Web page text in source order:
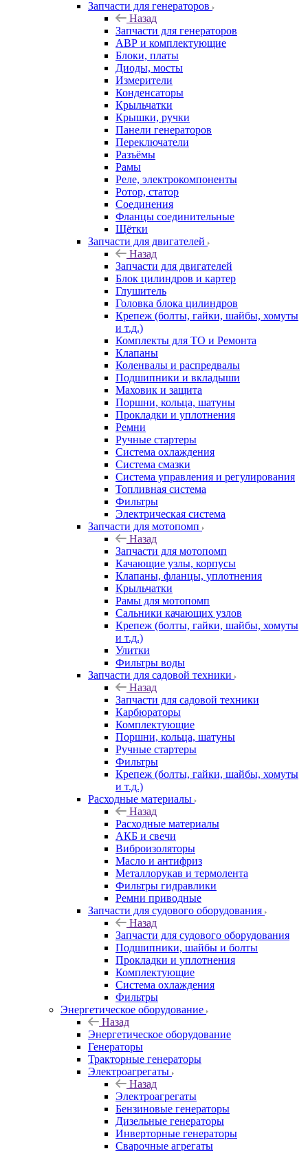
Запчасти для генераторов
Назад
Запчасти для генераторов
АВР и комплектующие
Блоки, платы
Диоды, мосты
Измерители
Конденсаторы
Крыльчатки
Крышки, ручки
Панели генераторов
Переключатели
Разъёмы
Рамы
Реле, электрокомпоненты
Ротор, статор
Соединения
Фланцы соединительные
Щётки
Запчасти для двигателей
Назад
Запчасти для двигателей
Блок цилиндров и картер
Глушитель
Головка блока цилиндров
Крепеж (болты, гайки, шайбы, хомуты
и т.д.)
Комплекты для ТО и Ремонта
Клапаны
Коленвалы и распредвалы
Подшипники и вкладыши
Маховик и защита
Поршни, кольца, шатуны
Прокладки и уплотнения
Ремни
Ручные стартеры
Система охлаждения
Система смазки
Система управления и регулирования
Топливная система
Фильтры
Электрическая система
Запчасти для мотопомп
Назад
Запчасти для мотопомп
Качающие узлы, корпусы
Клапаны, фланцы, уплотнения
Крыльчатки
Рамы для мотопомп
Сальники качающих узлов
Крепеж (болты, гайки, шайбы, хомуты
и т.д.)
Улитки
Фильтры воды
Запчасти для садовой техники
Назад
Запчасти для садовой техники
Карбюраторы
Комплектующие
Поршни, кольца, шатуны
Ручные стартеры
Фильтры
Крепеж (болты, гайки, шайбы, хомуты
и т.д.)
Расходные материалы
Назад
Расходные материалы
АКБ и свечи
Виброизоляторы
Масло и антифриз
Металлорукав и термолента
Фильтры гидравлики
Ремни приводные
Запчасти для судового оборудования
Назад
Запчасти для судового оборудования
Подшипники, шайбы и болты
Прокладки и уплотнения
Комплектующие
Система охлаждения
Фильтры
Энергетическое оборудование
Назад
Энергетическое оборудование
Генераторы
Тракторные генераторы
Электроагрегаты
Назад
Электроагрегаты
Бензиновые генераторы
Дизельные генераторы
Инверторные генераторы
Сварочные агрегаты